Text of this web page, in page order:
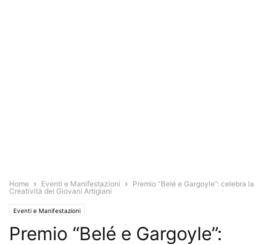
Home Eventi e Manifestazioni
Premio “Belé e Gargoyle”: celebra la
Creatività dei Giovani Artigiani
Eventi e Manifestazioni
Premio “Belé e Gargoyle”: